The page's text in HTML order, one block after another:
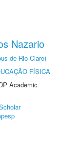
Nazario
de Rio Claro)
FÍSICA
Academic